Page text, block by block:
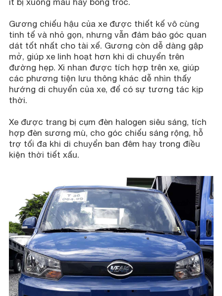
Gương chiếu hậu của xe được thiết kế vô cùng
tinh tế và nhỏ gọn, nhưng vẫn đảm bảo góc quan
dát tốt nhất cho tài xế. Gương còn dễ dàng gập
mở, giúp xe linh hoạt hơn khi di chuyển trên
đường hẹp. Xi nhan được tích hợp trên xe, giúp
các phương tiện lưu thông khác dễ nhìn thấy
hướng di chuyển của xe, để có sự tương tác kịp
thời.
Xe được trang bị cụm đèn halogen siêu sáng, tích
hợp đèn sương mù, cho góc chiếu sáng rộng, hỗ
trợ tối đa khi di chuyển ban đêm hay trong điều
kiện thời tiết xấu.